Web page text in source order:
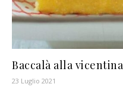
Baccalà alla vicentina
23 Luglio 2021